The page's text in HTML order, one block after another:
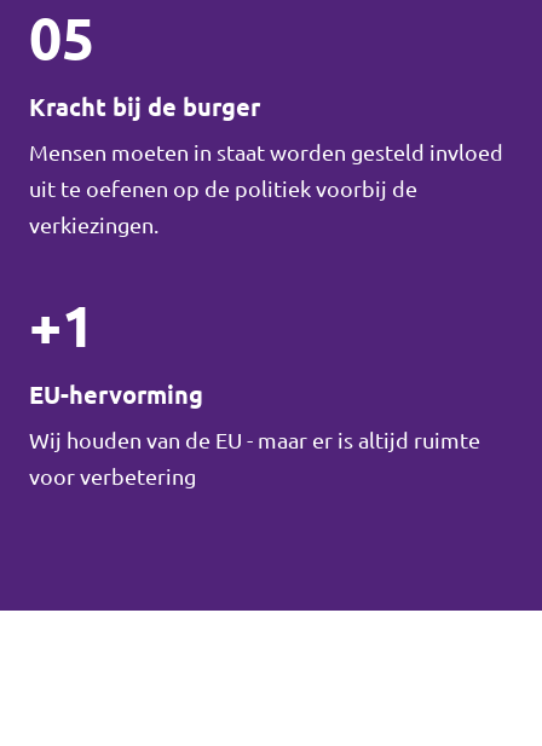
05
Kracht bij de burger
Mensen moeten in staat worden gesteld invloed
uit te oefenen op de politiek voorbij de
verkiezingen.
+1
EU-hervorming
Wij houden van de EU - maar er is altijd ruimte
voor verbetering